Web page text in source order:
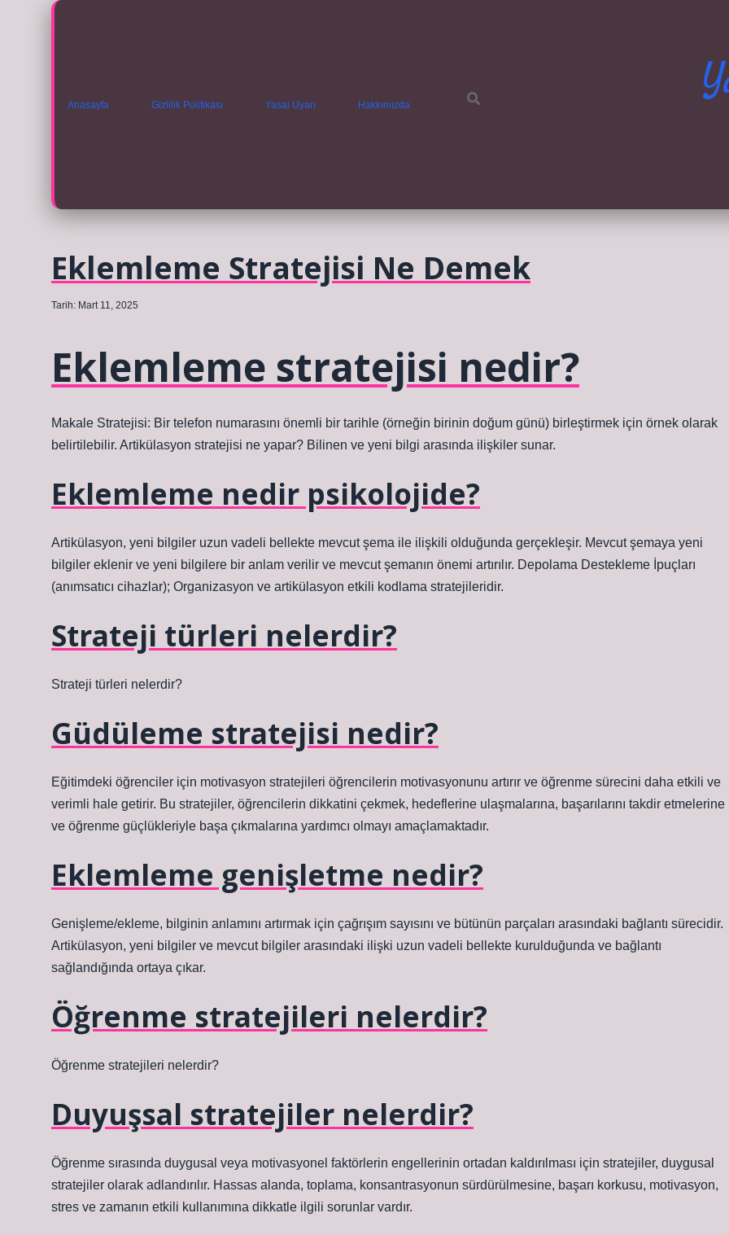
Anasayfa Gizlilik Politikası Yasal Uyarı Hakkımızda
Eklemleme Stratejisi Ne Demek
Tarih: Mart 11, 2025
Eklemleme stratejisi nedir?
Makale Stratejisi: Bir telefon numarasını önemli bir tarihle (örneğin birinin doğum günü) birleştirmek için örnek olarak
belirtilebilir. Artikülasyon stratejisi ne yapar? Bilinen ve yeni bilgi arasında ilişkiler sunar.
Eklemleme nedir psikolojide?
Artikülasyon, yeni bilgiler uzun vadeli bellekte mevcut şema ile ilişkili olduğunda gerçekleşir. Mevcut şemaya yeni
bilgiler eklenir ve yeni bilgilere bir anlam verilir ve mevcut şemanın önemi artırılır. Depolama Destekleme İpuçları
(anımsatıcı cihazlar); Organizasyon ve artikülasyon etkili kodlama stratejileridir.
Strateji türleri nelerdir?
Strateji türleri nelerdir?
Güdüleme stratejisi nedir?
Eğitimdeki öğrenciler için motivasyon stratejileri öğrencilerin motivasyonunu artırır ve öğrenme sürecini daha etkili ve
verimli hale getirir. Bu stratejiler, öğrencilerin dikkatini çekmek, hedeflerine ulaşmalarına, başarılarını takdir etmelerine
ve öğrenme güçlükleriyle başa çıkmalarına yardımcı olmayı amaçlamaktadır.
Eklemleme genişletme nedir?
Genişleme/ekleme, bilginin anlamını artırmak için çağrışım sayısını ve bütünün parçaları arasındaki bağlantı sürecidir.
Artikülasyon, yeni bilgiler ve mevcut bilgiler arasındaki ilişki uzun vadeli bellekte kurulduğunda ve bağlantı
sağlandığında ortaya çıkar.
Öğrenme stratejileri nelerdir?
Öğrenme stratejileri nelerdir?
Duyuşsal stratejiler nelerdir?
Öğrenme sırasında duygusal veya motivasyonel faktörlerin engellerinin ortadan kaldırılması için stratejiler, duygusal
stratejiler olarak adlandırılır. Hassas alanda, toplama, konsantrasyonun sürdürülmesine, başarı korkusu, motivasyon,
stres ve zamanın etkili kullanımına dikkatle ilgili sorunlar vardır.